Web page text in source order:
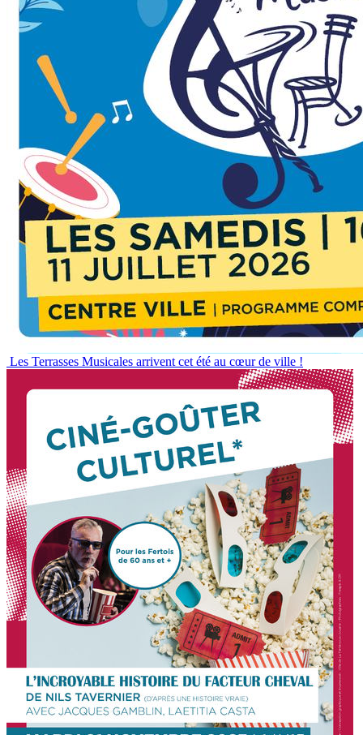
Les Terrasses Musicales arrivent cet été au cœur de ville !